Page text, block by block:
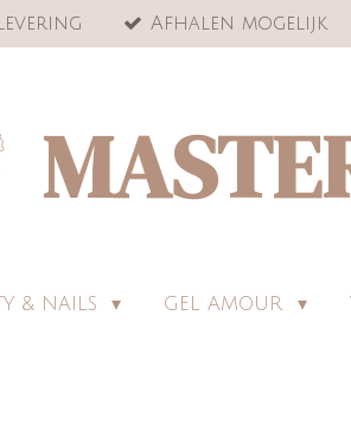
Afhalen mogelijk
& NAILS GEL AMOUR